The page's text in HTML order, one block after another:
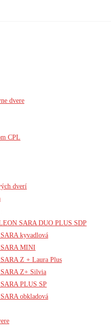
dvere
CPL
dverí
SARA DUO PLUS SDP
kyvadlová
MINI
Z + Laura Plus
Z+ Silvia
PLUS SP
obkladová